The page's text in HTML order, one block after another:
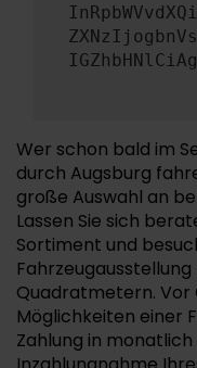
Wer schon bald im
durch Augsburg
große Auswahl an
Lassen Sie sich
Sortiment und
Quadratmetern. Vor
Möglichkeiten einer
Zahlung in